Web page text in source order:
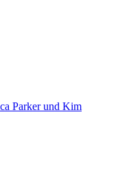
Parker und Kim